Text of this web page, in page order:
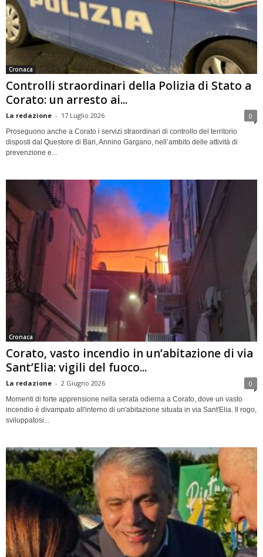
Cronaca
Controlli straordinari della Polizia di Stato a
Corato: un arresto ai...
La redazione - 17 Luglio 2026 0
Proseguono anche a Corato i servizi straordinari di controllo del territorio
disposti dal Questore di Bari, Annino Gargano, nell’ambito delle attività di
prevenzione e...
Cronaca
Corato, vasto incendio in un’abitazione di via
Sant’Elia: vigili del fuoco...
La redazione - 2 Giugno 2026 0
Momenti di forte apprensione nella serata odierna a Corato, dove un vasto
incendio è divampato all'interno di un'abitazione situata in via Sant'Elia. Il rogo,
sviluppatosi...